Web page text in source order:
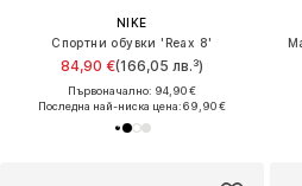
NIKE
Спортни обувки 'Reax 8'
84,90 €(166,05 лв.³)
Първоначално: 94,90 €
Последна най-ниска цена:69,90 €